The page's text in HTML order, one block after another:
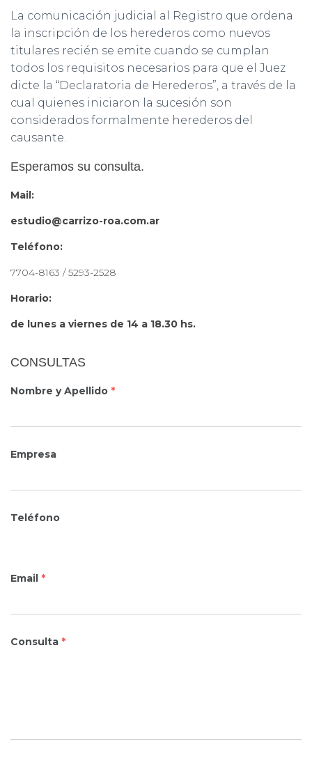
La comunicación judicial al Registro que ordena
la inscripción de los herederos como nuevos
titulares recién se emite cuando se cumplan
todos los requisitos necesarios para que el Juez
dicte la “Declaratoria de Herederos”, a través de la
cual quienes iniciaron la sucesión son
considerados formalmente herederos del
causante.
Esperamos su consulta.
Mail:
estudio@carrizo-roa.com.ar
Teléfono:
7704-8163 / 5293-2528
Horario:
de lunes a viernes de 14 a 18.30 hs.
CONSULTAS
Nombre y Apellido *
Empresa
Teléfono
Email *
Consulta *